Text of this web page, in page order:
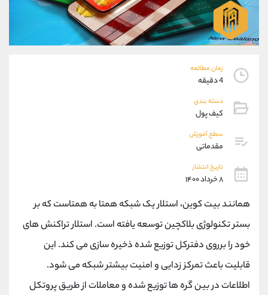
زمان مطالعه
4 دقیقه
دسته بندی
کیف پول
سطح آموزش
مقدماتی
تاریخ انتشار
۸ خرداد ۱۴۰۰
همانند بیت کوین، استلار یک شبکه همتا به همتاست که بر
بستر تکنولوژی بلاکچین توسعه یافته است. استلار تراکنش های
خود را برروی دفترکل توزیع شده ذخیره سازی می کند. این
قابلیت باعث تمرکز زدایی و امنیت بیشتر شبکه می شود.
اطلاعات در بین گره ها توزیع شده و معاملات از طریق پروتکل
09304891085
واتساپ شروع گفتگو
تلگرام @Armteam_admin_103
داخلی 103
پشتیبان فروش
واتساپ
داخلی
اطلاعات تماس (دفتر فروش)
021-22021030
بدون پیش شماره 90001030
اینستاگرام @alireza.mehrabii
@alirezamehrabi_com
کانال بله @alirezamehrabi_official